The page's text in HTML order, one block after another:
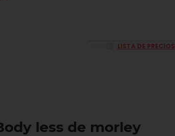
LISTA DE PRECIOS
less de morley